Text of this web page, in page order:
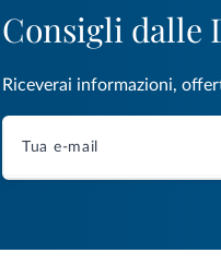
Consigli dalle
Riceverai informazioni,